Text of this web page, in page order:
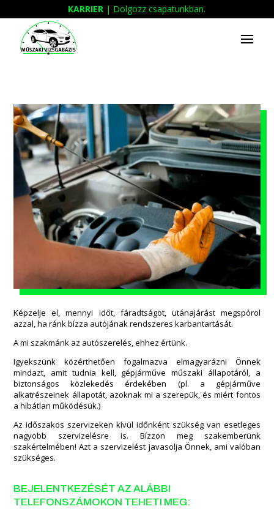
KARRIER | Dolgozz csapatunkban.
Képzelje el, mennyi időt, fáradtságot, utánajárást megspórol
azzal, ha ránk bízza autójának rendszeres karbantartását.
A mi szakmánk az autószerelés, ehhez értünk.
Igyekszünk közérthetően fogalmazva elmagyarázni Önnek
mindazt, amit tudnia kell, gépjárműve műszaki állapotáról, a
biztonságos közlekedés érdekében (pl. a gépjárműve
alkatrészeinek állapotát, azoknak mi a szerepük, és miért fontos
a hibátlan működésük.)
Az időszakos szervizeken kívül időnként szükség van esetleges
nagyobb szervizelésre is. Bízzon meg szakemberünk
szakértelmében! Azt a szervizelést javasolja Önnek, ami valóban
szükséges.
BEJELENTKEZÉSÉT AZ ALÁBBI
TELEFONSZÁMOKON TEHETI MEG: